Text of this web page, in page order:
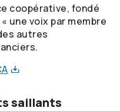
coopérative, fondé
une voix par membre
autres
saillants